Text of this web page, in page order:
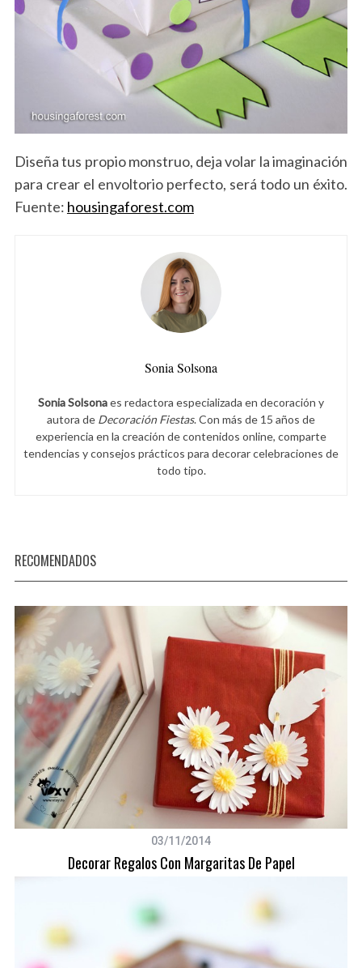
Diseña tus propio monstruo, deja volar la imaginación
para crear el envoltorio perfecto, será todo un éxito.
Fuente: housingaforest.com
Sonia Solsona
Sonia Solsonaes redactora especializada en decoración y
autora de Decoración Fiestas. Con más de 15 años de
experiencia en la creación de contenidos online, comparte
tendencias y consejos prácticos para decorar celebraciones de
todo tipo.
RECOMENDADOS
03/11/2014
Decorar Regalos Con Margaritas De Papel